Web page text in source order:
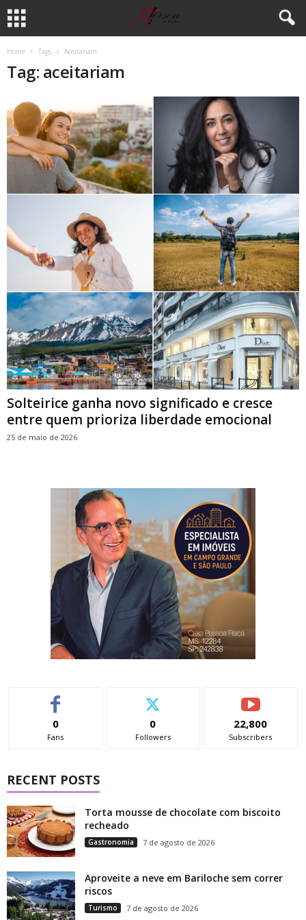
Home Tags Aceitariam
Tag: aceitariam
Solteirice ganha novo significado e cresce
entre quem prioriza liberdade emocional
25 de maio de 2026
0
Fans
0
Followers
22,800
Subscribers
RECENT POSTS
Torta mousse de chocolate com biscoito
recheado
Gastronomia 7 de agosto de 2026
Aproveite a neve em Bariloche sem correr
riscos
Turismo 7 de agosto de 2026